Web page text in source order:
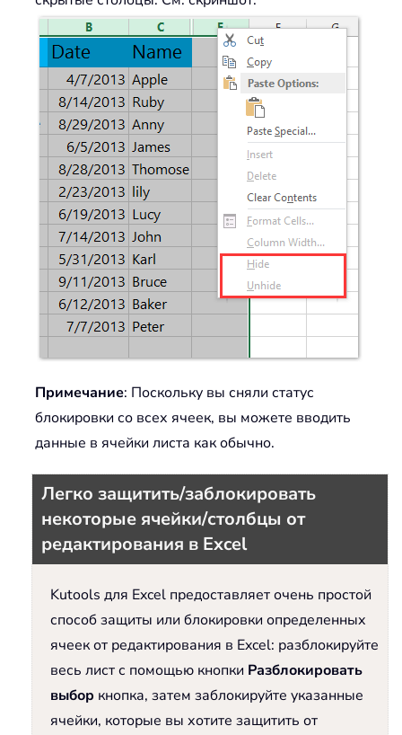
Примечание: Поскольку вы сняли статус
блокировки со всех ячеек, вы можете вводить
данные в ячейки листа как обычно.
Легко защитить/заблокировать
некоторые ячейки/столбцы от
редактирования в Excel
Kutools для Excel предоставляет очень простой
способ защиты или блокировки определенных
ячеек от редактирования в Excel: разблокируйте
весь лист с помощью кнопки Разблокировать
выбор кнопка, затем заблокируйте указанные
ячейки, которые вы хотите защитить от